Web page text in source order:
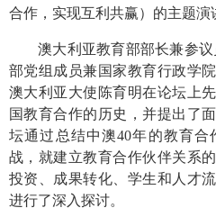
合作，实现互利共赢）的主题演
澳大利亚教育部部长兼参
部党组成员兼国家教育行政学
澳大利亚大使陈育明在论坛上
国教育合作的历史，并提出了
坛通过总结中澳40年的教育合
战，就建立教育合作伙伴关系
投资、成果转化、学生和人才
进行了深入探讨。